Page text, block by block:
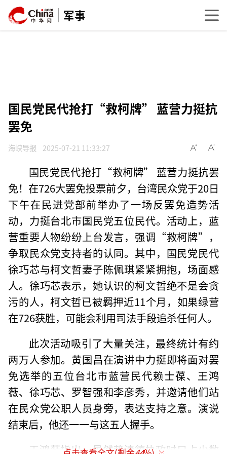
军事
国民党民代抢打“救柯牌” 蓝营力挺抗
罢免
海峡导报 2025-07-21 11:33:27
国民党民代抢打“救柯牌” 蓝营力挺抗罢
免！在726大罢免投票前夕，台湾民众党于20日
下午在民进党部前举办了一场反罢免造势活
动，力挺台北市国民党五位民代。活动上，蓝
营重要人物纷纷上台发言，强调“救柯牌”，
争取民众党支持者的认同。其中，国民党民代
徐巧芯与柯文哲妻子陈佩琪紧紧拥抱，场面感
人。徐巧芯表示，她认识的柯文哲绝不是会贪
污的人，柯文哲已被羁押近11个月，如果绿营
在726获胜，可能会利用司法手段追杀任何人。
此次活动吸引了大量关注，最终统计有约
两万人参加。黄国昌在演讲中力挺即将面对罢
免选举的五位台北市蓝营民代赖士葆、王鸿
薇、徐巧芯、罗智强和李彦秀，并邀请他们站
在民众党公职人员身旁，表达支持之意。演说
结束后，他还一一与这五人握手。
王鸿薇指出，虽然赖清德执政时只占少数